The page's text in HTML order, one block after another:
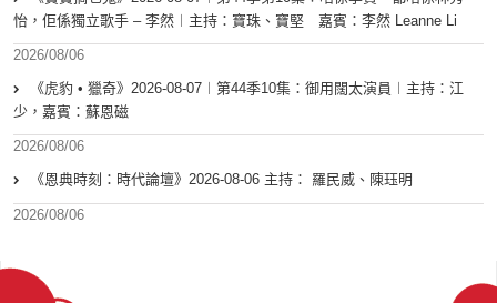
怡，佢係獨立歌手 – 李然︱主持：寶珠、寶堅 嘉賓：李然 Leanne Li
2026/08/06
《虎豹 • 獵奇》2026-08-07︱第44季10集：御用闊太演員︱主持：江
少，嘉賓：蘇恩磁
2026/08/06
《恩典時刻：時代論壇》2026-08-06 主持： 羅民威、陳珏明
2026/08/06